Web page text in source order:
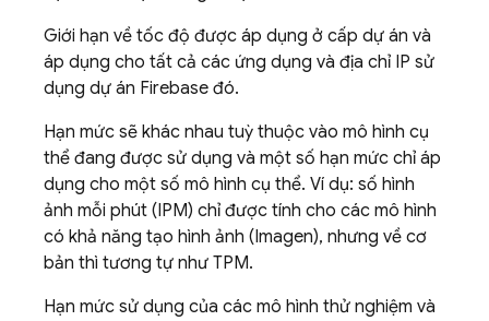
Giới hạn về tốc độ được áp dụng ở cấp dự án và
áp dụng cho tất cả các ứng dụng và địa chỉ IP sử
dụng dự án Firebase đó.
Hạn mức sẽ khác nhau tuỳ thuộc vào mô hình cụ
thể đang được sử dụng và một số hạn mức chỉ áp
dụng cho một số mô hình cụ thể. Ví dụ: số hình
ảnh mỗi phút (IPM) chỉ được tính cho các mô hình
có khả năng tạo hình ảnh (Imagen), nhưng về cơ
bản thì tương tự như TPM.
Hạn mức sử dụng của các mô hình thử nghiệm và